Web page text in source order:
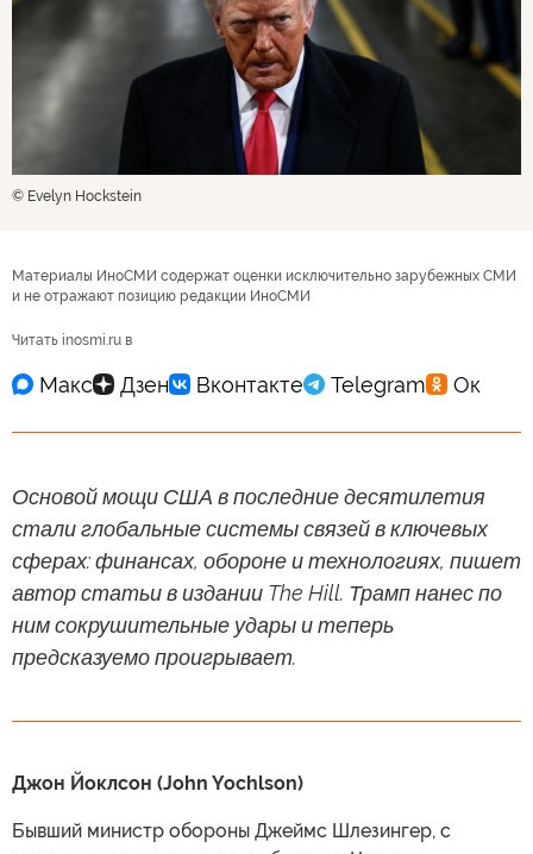
© Evelyn Hockstein
Материалы ИноСМИ содержат оценки исключительно зарубежных СМИ
и не отражают позицию редакции ИноСМИ
Читать inosmi.ru в
Основой мощи США в последние десятилетия
стали глобальные системы связей в ключевых
сферах: финансах, обороне и технологиях, пишет
автор статьи в издании The Hill. Трамп нанес по
ним сокрушительные удары и теперь
предсказуемо проигрывает.
Джон Йоклсон (John Yochlson)
Бывший министр обороны Джеймс Шлезингер, с